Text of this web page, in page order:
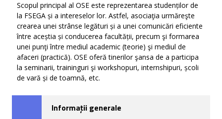
Scopul principal al OSE este reprezentarea studenților de
la FSEGA și a intereselor lor. Astfel, asociaţia urmăreşte
crearea unei strânse legături și a unei comunicări eficiente
între aceștia și conducerea facultății, precum şi formarea
unei punţi între mediul academic (teorie) şi mediul de
afaceri (practică). OSE oferă tinerilor şansa de a participa
la seminarii, traininguri şi workshopuri, internshipuri, școli
de vară și de toamnă, etc.
Informații generale